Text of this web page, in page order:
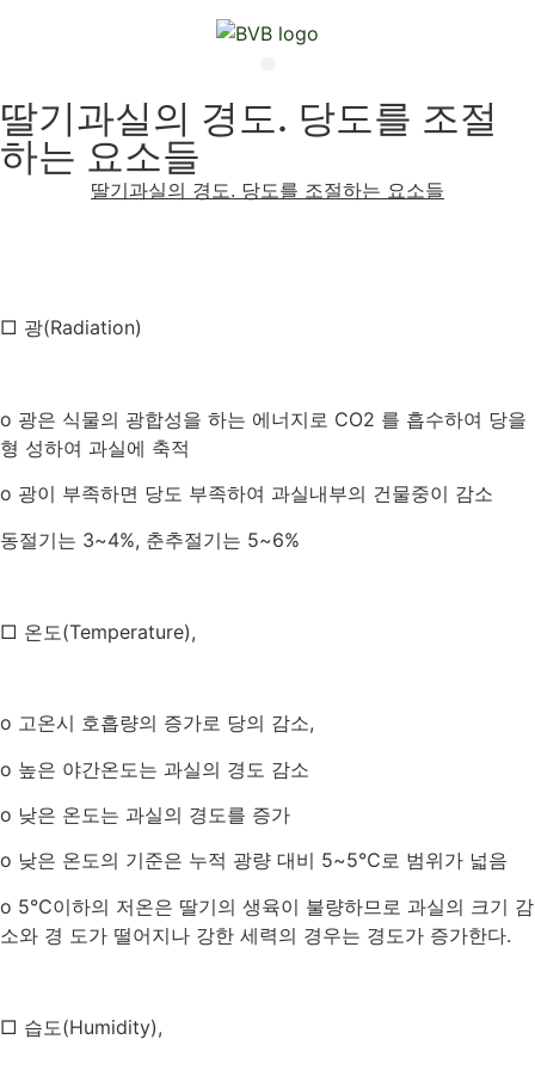
딸기과실의 경도. 당도를 조절
하는 요소들
딸기과실의 경도. 당도를 조절하는 요소들
□ 광(Radiation)
o 광은 식물의 광합성을 하는 에너지로 CO2 를 흡수하여 당을
형 성하여 과실에 축적
o 광이 부족하면 당도 부족하여 과실내부의 건물중이 감소
동절기는 3~4%, 춘추절기는 5~6%
□ 온도(Temperature),
o 고온시 호흡량의 증가로 당의 감소,
o 높은 야간온도는 과실의 경도 감소
o 낮은 온도는 과실의 경도를 증가
o 낮은 온도의 기준은 누적 광량 대비 5~5℃로 범위가 넓음
o 5℃이하의 저온은 딸기의 생육이 불량하므로 과실의 크기 감
소와 경 도가 떨어지나 강한 세력의 경우는 경도가 증가한다.
□ 습도(Humidity),